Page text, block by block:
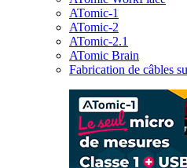
ATomic-1
ATomic-2
ATomic-2.1
ATomic Brain
Fabrication de câbles